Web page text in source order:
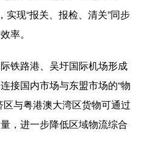
全球连线 教育
访谈 视频
金融 汽车
信息化 乡村振兴
实现“报关、报检、清关”同步
率。
路港、吴圩国际机场形成
接国内市场与东盟市场的“物
与粤港澳大湾区货物可通过
，进一步降低区域物流综合